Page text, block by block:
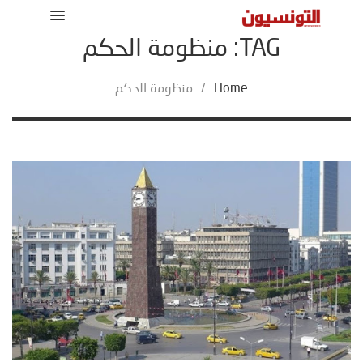
TAG: منظومة الحكم
Home
/ منظومة الحكم